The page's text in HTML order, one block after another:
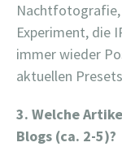
Nachtfotografie,
Experiment, die
immer wieder
aktuellen
3. Welche
Blogs (ca. 2-5)?